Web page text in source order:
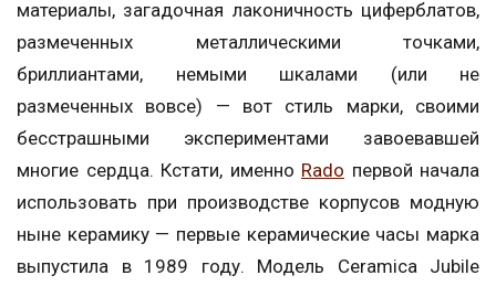
материалы, загадочная лаконичность циферблатов,
размеченных металлическими точками,
бриллиантами, немыми шкалами (или не
размеченных вовсе) — вот стиль марки, своими
бесстрашными экспериментами завоевавшей
многие сердца. Кстати, именно Rado первой начала
использовать при производстве корпусов модную
ныне керамику — первые керамические часы марка
выпустила в 1989 году. Модель Ceramica Jubile